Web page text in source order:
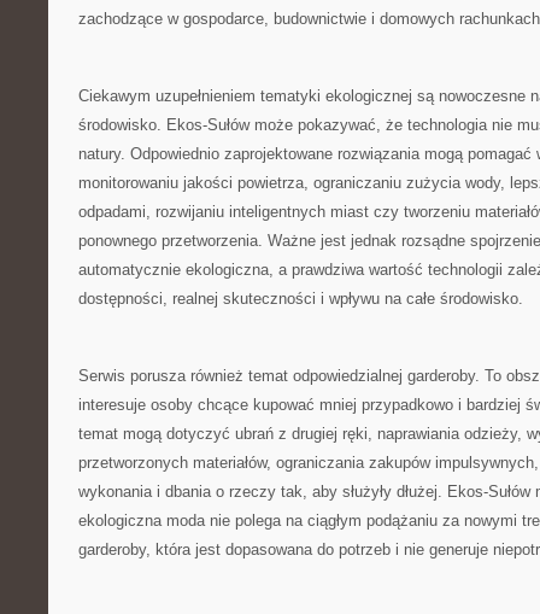
zachodzące w gospodarce, budownictwie i domowych
Ciekawym uzupełnieniem tematyki ekologicznej są nowoczesne
środowisko. Ekos-Sułów może pokazywać, że technologia nie
natury. Odpowiednio zaprojektowane rozwiązania mogą
monitorowaniu jakości powietrza, ograniczaniu zużycia wody,
odpadami, rozwijaniu inteligentnych miast czy tworzeniu
ponownego przetworzenia. Ważne jest jednak rozsądne
automatycznie ekologiczna, a prawdziwa wartość technologii
dostępności, realnej skuteczności i wpływu na całe środowisko.
Serwis porusza również temat odpowiedzialnej garderoby. To
interesuje osoby chcące kupować mniej przypadkowo i bardziej
temat mogą dotyczyć ubrań z drugiej ręki, naprawiania odzieży,
przetworzonych materiałów, ograniczania zakupów
wykonania i dbania o rzeczy tak, aby służyły dłużej. Ekos-
ekologiczna moda nie polega na ciągłym podążaniu za nowymi
garderoby, która jest dopasowana do potrzeb i nie generuje